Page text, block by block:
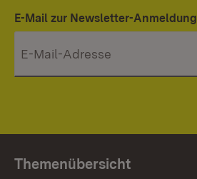
E-Mail zur Newsletter-Anmeldung
Themenübersicht